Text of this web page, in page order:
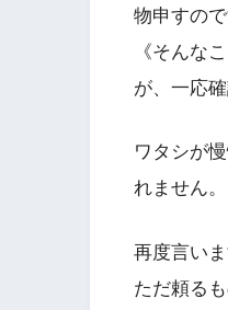
物申すので
《そんな
が、一応
ワタシが
れません。
再度言い
ただ頼る